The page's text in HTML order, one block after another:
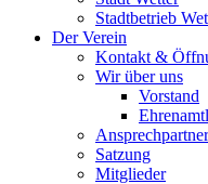
Stadtbetrieb
Der Verein
Kontakt &
Wir über uns
Vorstand
Ansprechpartner
Satzung
Mitglieder